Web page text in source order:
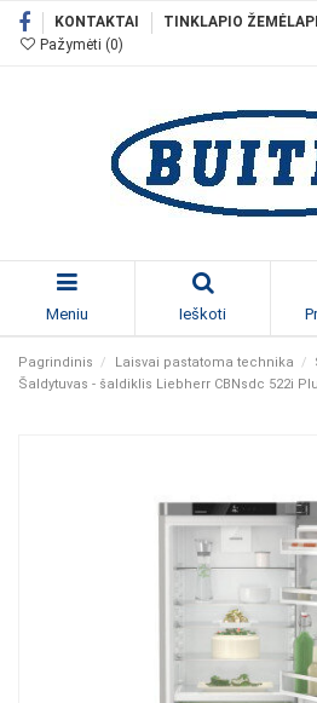
KONTAKTAI TINKLAPIO
Pažymėti (0)
Meniu Ieškoti
Pagrindinis Laisvai pastatoma technika
Šaldytuvas - šaldiklis Liebherr CBNsdc 522i